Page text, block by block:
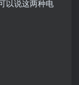
以说这两种电